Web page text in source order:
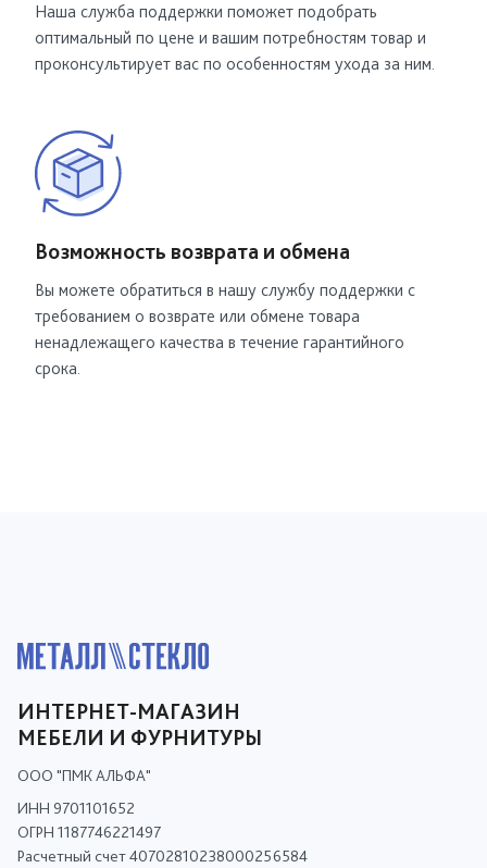
Наша служба поддержки поможет подобрать
оптимальный по цене и вашим потребностям товар и
проконсультирует вас по особенностям ухода за ним.
Возможность возврата и обмена
Вы можете обратиться в нашу службу поддержки с
требованием о возврате или обмене товара
ненадлежащего качества в течение гарантийного
срока.
ИНТЕРНЕТ-МАГАЗИН
МЕБЕЛИ И ФУРНИТУРЫ
ООО "ПМК АЛЬФА"
ИНН 9701101652
ОГРН 1187746221497
Расчетный счет 40702810238000256584